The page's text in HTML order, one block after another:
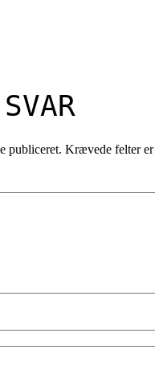
publiceret. Krævede felter er